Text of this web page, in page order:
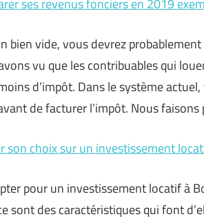
ses revenus fonciers en 2019
bien vide, vous devrez
vu que les contribuables qui
d’impôt. Dans le système
de facturer l’impôt. Nous
son choix sur un investissement
pour un investissement locatif à
sont des caractéristiques qui font